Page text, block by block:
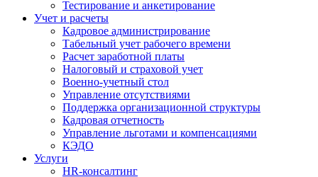
Тестирование и анкетирование
Учет и расчеты
Кадровое администрирование
Табельный учет рабочего времени
Расчет заработной платы
Налоговый и страховой учет
Военно-учетный стол
Управление отсутствиями
Поддержка организационной структуры
Кадровая отчетность
Управление льготами и компенсациями
КЭДО
Услуги
HR-консалтинг